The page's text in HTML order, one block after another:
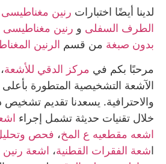
لدينا أيضًا اختبارات رنين
الطرف السفلى و رنين
بدون صبغة من قسم الرنين
مرحبًا بكم في مركز الدقي للأشعة
الآشعة التشخيصية المتطورة بأعلى
والاحترافية. يسعدنا تقديم
خلال تقنيات حديثة تشمل إجراء
اشعه مقطعيه ع المخ، فحص
اشعة الفقرات القطنية، اشعة